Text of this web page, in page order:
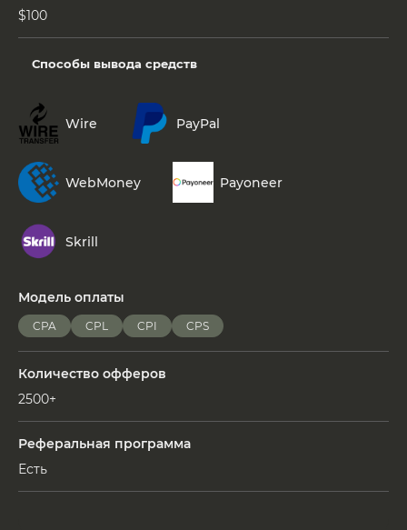
$100
Способы вывода средств
Wire PayPal
WebMoney Payoneer
Skrill
Модель оплаты
CPA CPL CPI CPS
Количество офферов
2500+
Реферальная программа
Есть